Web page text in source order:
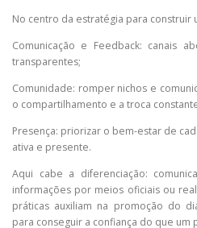
No centro da estratégia para construir
Comunicação e Feedback: canais
transparentes;
Comunidade: romper nichos e
o compartilhamento e a troca
Presença: priorizar o bem-estar de
ativa e presente.
Aqui cabe a diferenciação:
informações por meios oficiais ou
práticas auxiliam na promoção do
para conseguir a confiança do que um